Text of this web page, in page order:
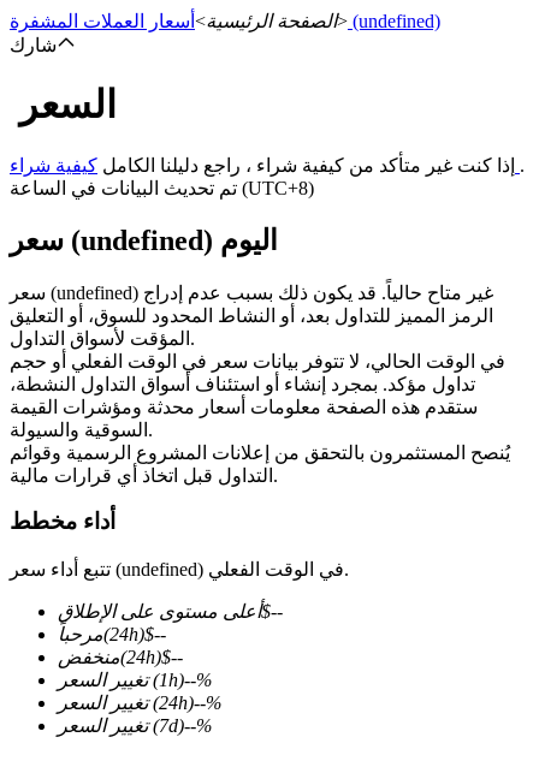
العقود الآجلة
العقود الآجلة USDT
العقود الآجلة باستخدام USDT كضمان
العقود الآجلة لـ COIN-M
العقود الآجلة للعملات المشفرة
الصفحة الرئيسية> أسعار العملات المشفرة > (undefined)
شارك
السعر
إذا كنت غير متأكد من كيفية شراء ، راجع دليلنا الكامل .
تم تحديث البيانات في الساعة (UTC+8)
سعر (undefined) اليوم
سعر (undefined) غير متاح حالياً. قد يكون ذلك بسبب عدم إدراج
الرمز المميز للتداول بعد، أو النشاط المحدود للسوق، أو التعليق
المؤقت لأسواق التداول.
في الوقت الحالي، لا تتوفر بيانات سعر في الوقت الفعلي أو حجم
تداول مؤكد. بمجرد إنشاء أو استئناف أسواق التداول النشطة،
ستقدم هذه الصفحة معلومات أسعار محدثة ومؤشرات القيمة
السوقية والسيولة.
يُنصح المستثمرون بالتحقق من إعلانات المشروع الرسمية وقوائم
التداول قبل اتخاذ أي قرارات مالية.
أداء مخطط
تتبع أداء سعر (undefined) في الوقت الفعلي.
أعلى مستوى على الإطلاق$--
مرحباً
(24h)$--
منخفض
(24h)$--
تغيير السعر
(1h)--%
تغيير السعر
(24h)--%
تغيير السعر
(7d)--%